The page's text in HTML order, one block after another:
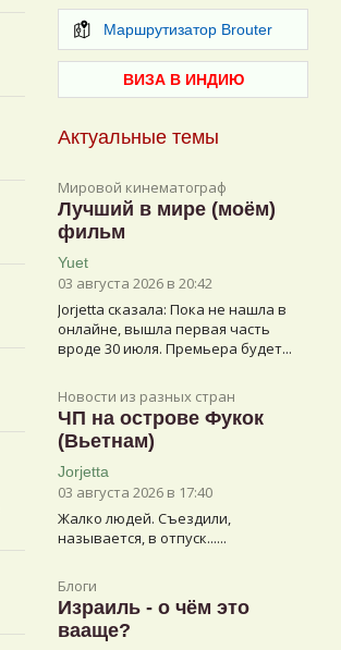
Маршрутизатор Brouter
ВИЗА В ИНДИЮ
Актуальные темы
Мировой кинематограф
Лучший в мире (моём)
фильм
Yuet
03 августа 2026 в 20:42
Jorjetta сказалa: Пока не нашла в
онлайне, вышла первая часть
вроде 30 июля. Премьера будет...
Новости из разных стран
ЧП на острове Фукок
(Вьетнам)
Jorjetta
03 августа 2026 в 17:40
Жалко людей. Съездили,
называется, в отпуск......
Блоги
Израиль - о чём это
вааще?